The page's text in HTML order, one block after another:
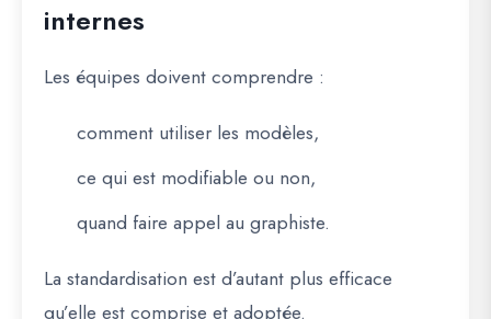
internes
Les équipes doivent comprendre :
comment utiliser les modèles,
ce qui est modifiable ou non,
quand faire appel au graphiste.
La standardisation est d’autant plus efficace
qu’elle est comprise et adoptée.